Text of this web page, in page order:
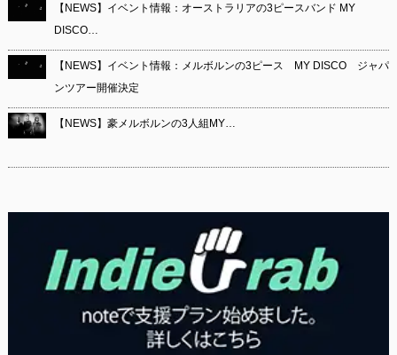
【NEWS】イベント情報：オーストラリアの3ピースバンド MY
DISCO…
【NEWS】イベント情報：メルボルンの3ピース MY DISCO ジャパ
ンツアー開催決定
【NEWS】豪メルボルンの3人組MY…